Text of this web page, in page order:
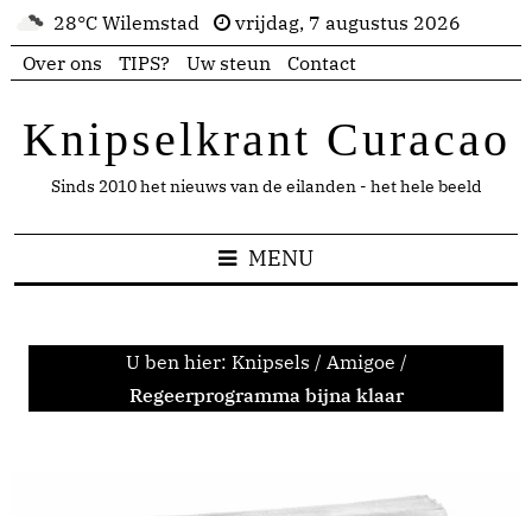
28°C Wilemstad
vrijdag, 7 augustus 2026
Over ons
TIPS? Uw steun Contact
Knipselkrant Curacao
Sinds 2010 het nieuws van de eilanden - het hele beeld
MENU
U ben hier: Knipsels / Amigoe /
Regeerprogramma bijna klaar